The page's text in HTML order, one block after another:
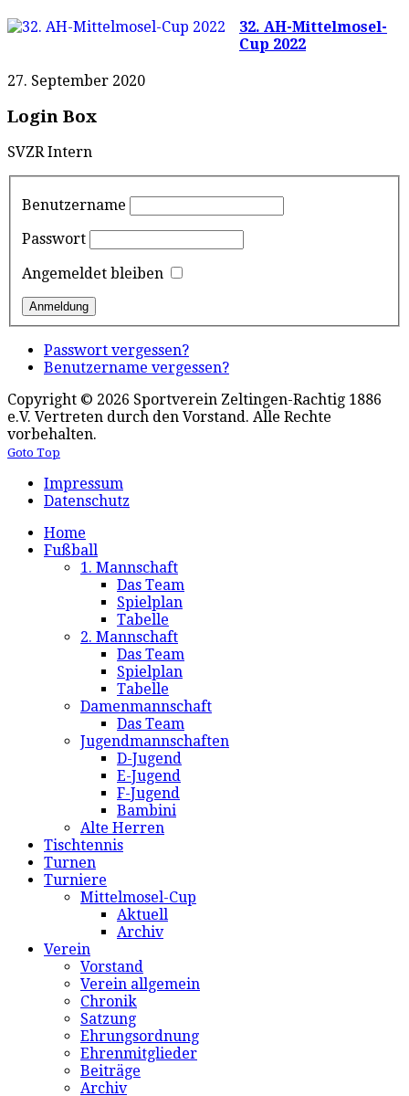
32. AH-Mittelmosel-
Cup 2022
27. September 2020
Login Box
SVZR Intern
Benutzername
Passwort
Angemeldet bleiben
Passwort vergessen?
Benutzername vergessen?
Copyright © 2026 Sportverein Zeltingen-Rachtig 1886
e.V. Vertreten durch den Vorstand. Alle Rechte
vorbehalten.
Goto Top
Impressum
Datenschutz
Home
Fußball
1. Mannschaft
Das Team
Spielplan
Tabelle
2. Mannschaft
Das Team
Spielplan
Tabelle
Damenmannschaft
Das Team
Jugendmannschaften
D-Jugend
E-Jugend
F-Jugend
Bambini
Alte Herren
Tischtennis
Turnen
Turniere
Mittelmosel-Cup
Aktuell
Archiv
Verein
Vorstand
Verein allgemein
Chronik
Satzung
Ehrungsordnung
Ehrenmitglieder
Beiträge
Archiv